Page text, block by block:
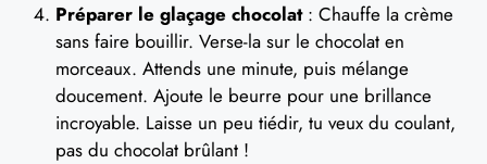
Préparer le glaçage chocolat: Chauffe la crème
sans faire bouillir. Verse-la sur le chocolat en
morceaux. Attends une minute, puis mélange
doucement. Ajoute le beurre pour une brillance
incroyable. Laisse un peu tiédir, tu veux du coulant,
pas du chocolat brûlant !